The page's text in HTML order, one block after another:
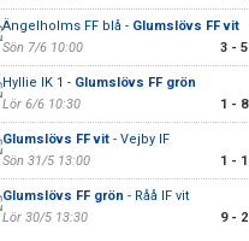
Ängelholms FF blå - Glumslövs FF vit
Sön 7/6 10:00
3 - 5
Hyllie IK 1 - Glumslövs FF grön
Lör 6/6 10:30
1 - 8
Glumslövs FF vit- Vejby IF
Sön 31/5 13:00
1 - 1
Glumslövs FF grön - Råå IF vit
Lör 30/5 13:30
9 - 2